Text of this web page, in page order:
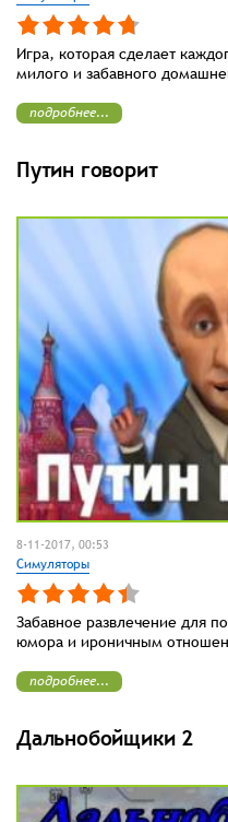
Игра, которая сделает
милого и забавного
подробнее...
8-11-2017, 00:53
Путин говорит
Симуляторы
Забавное развлечение для
юмора и ироничным
подробнее...
Дальнобойщики 2